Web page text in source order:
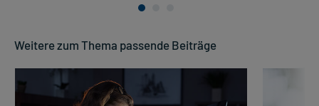
Weitere zum Thema passende Beiträge